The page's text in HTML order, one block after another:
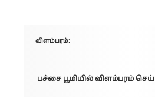
விளம்பரம்:
பச்சை பூமியில் விளம்பரம் செய்ய: